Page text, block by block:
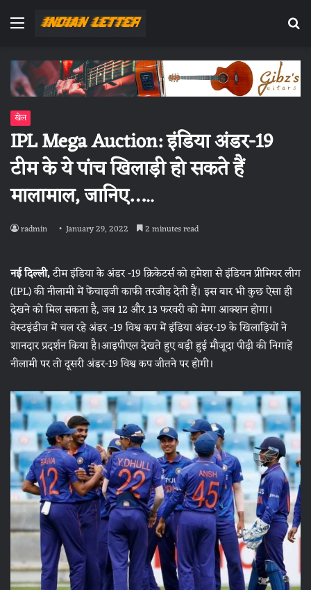
Menu
खेल
IPL Mega Auction: इंडिया अंडर-19
टीम के ये पांच खिलाड़ी हो सकते हैं
मालामाल, जानिए…..
radmin January 29, 2022 2 minutes read
नई दिल्ली,टीम इंडिया के अंडर -19 क्रिकेटर्स को हमेशा से इंडियन प्रीमियर लीग
(IPL) की नीलामी में फेंचाइजी काफी तरजीह देती हैं। इस बार भी कुछ ऐसा ही
देखने को मिल सकता है, जब 12 और 13 फरवरी को मेगा आक्शन होगा।
वेस्टइंडीज में चल रहे अंडर -19 विश्व कप में इंडिया अंडर-19 के खिलाड़ियों ने
शानदार प्रदर्शन किया है।आइपीएल देखते हुए बड़ी हुई मौजूदा पीढ़ी की निगाहें
नीलामी पर तो दूसरी अंडर-19 विश्व कप जीतने पर होगी।